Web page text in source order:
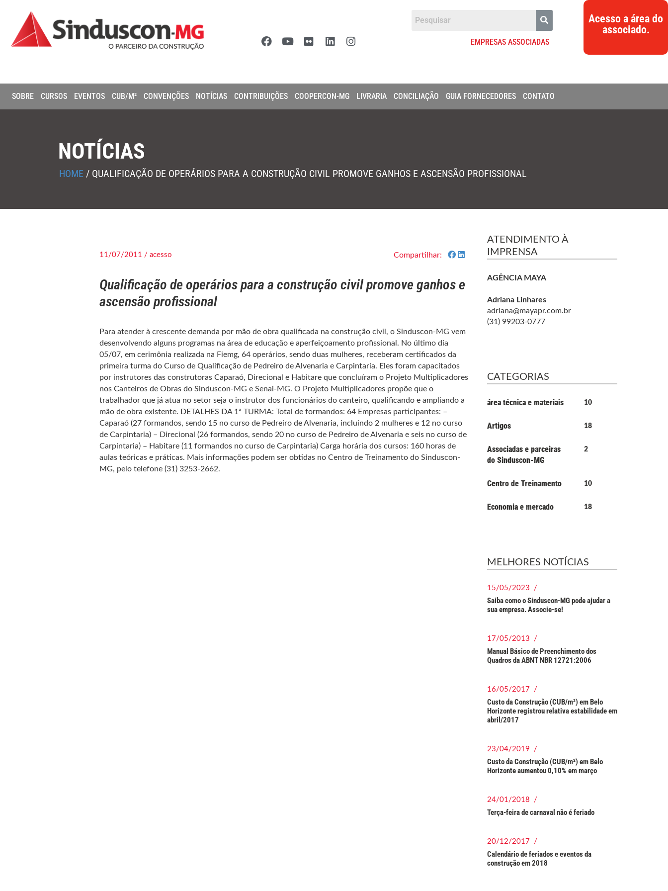
EMPRESAS ASSOCIADAS
Acesso a área do
associado.
SOBRE CURSOS EVENTOS CUB/M² CONVENÇÕES NOTÍCIAS CONTRIBUIÇÕES COOPERCON-MG LIVRARIA CONCILIAÇÃO GUIA FORNECEDORES CONTATO
NOTÍCIAS
HOME / QUALIFICAÇÃO DE OPERÁRIOS PARA A CONSTRUÇÃO CIVIL PROMOVE GANHOS E ASCENSÃO PROFISSIONAL
11/07/2011 / acesso Compartilhar:
Qualificação de operários para a construção civil promove ganhos e
ascensão profissional
Para atender à crescente demanda por mão de obra qualificada na construção civil, o Sinduscon-MG vem
desenvolvendo alguns programas na área de educação e aperfeiçoamento profissional. No último dia
05/07, em cerimônia realizada na Fiemg, 64 operários, sendo duas mulheres, receberam certificados da
primeira turma do Curso de Qualificação de Pedreiro de Alvenaria e Carpintaria. Eles foram capacitados
por instrutores das construtoras Caparaó, Direcional e Habitare que concluíram o Projeto Multiplicadores
nos Canteiros de Obras do Sinduscon-MG e Senai-MG. O Projeto Multiplicadores propõe que o
trabalhador que já atua no setor seja o instrutor dos funcionários do canteiro, qualificando e ampliando a
mão de obra existente. DETALHES DA 1ª TURMA: Total de formandos: 64 Empresas participantes: –
Caparaó (27 formandos, sendo 15 no curso de Pedreiro de Alvenaria, incluindo 2 mulheres e 12 no curso
de Carpintaria) – Direcional (26 formandos, sendo 20 no curso de Pedreiro de Alvenaria e seis no curso de
Carpintaria) – Habitare (11 formandos no curso de Carpintaria) Carga horária dos cursos: 160 horas de
aulas teóricas e práticas. Mais informações podem ser obtidas no Centro de Treinamento do Sinduscon-
MG, pelo telefone (31) 3253-2662.
ATENDIMENTO À
IMPRENSA
AGÊNCIA MAYA
Adriana Linhares
adriana@mayapr.com.br
(31) 99203-0777
CATEGORIAS
área técnica e materiais 10
Artigos 18
Associadas e parceiras
do Sinduscon-MG
2
Centro de Treinamento 10
Economia e mercado 18
MELHORES NOTÍCIAS
15/05/2023 /
Saiba como o Sinduscon-MG pode ajudar a
sua empresa. Associe-se!
17/05/2013 /
Manual Básico de Preenchimento dos
Quadros da ABNT NBR 12721:2006
16/05/2017 /
Custo da Construção (CUB/m²) em Belo
Horizonte registrou relativa estabilidade em
abril/2017
23/04/2019 /
Custo da Construção (CUB/m²) em Belo
Horizonte aumentou 0,10% em março
24/01/2018 /
Terça-feira de carnaval não é feriado
20/12/2017 /
Calendário de feriados e eventos da
construção em 2018